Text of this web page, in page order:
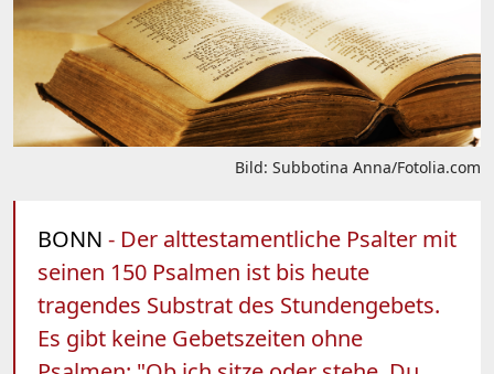
Bild: Subbotina Anna/Fotolia.com
BONN - Der alttestamentliche Psalter mit
seinen 150 Psalmen ist bis heute
tragendes Substrat des Stundengebets.
Es gibt keine Gebetszeiten ohne